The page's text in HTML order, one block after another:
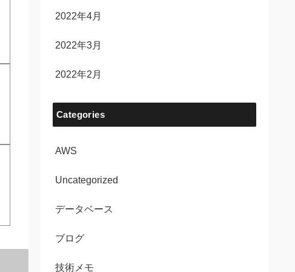
2022年4月
2022年3月
2022年2月
Categories
AWS
Uncategorized
データベース
ブログ
技術メモ